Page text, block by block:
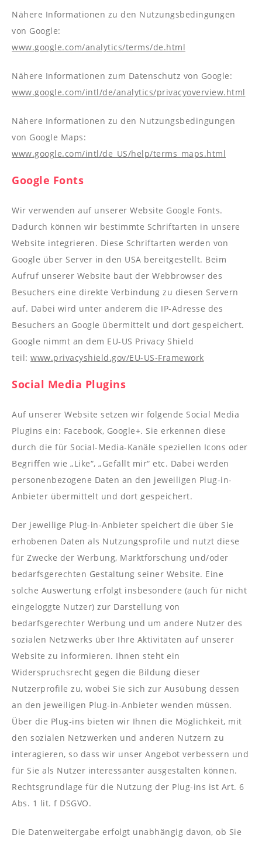
Nähere Informationen zu den Nutzungsbedingungen
von Google:
www.google.com/analytics/terms/de.html
Nähere Informationen zum Datenschutz von Google:
www.google.com/intl/de/analytics/privacyoverview.html
Nähere Informationen zu den Nutzungsbedingungen
von Google Maps:
www.google.com/intl/de_US/help/terms_maps.html
Google Fonts
Wir verwenden auf unserer Website Google Fonts.
Dadurch können wir bestimmte Schriftarten in unsere
Website integrieren. Diese Schriftarten werden von
Google über Server in den USA bereitgestellt. Beim
Aufruf unserer Website baut der Webbrowser des
Besuchers eine direkte Verbindung zu diesen Servern
auf. Dabei wird unter anderem die IP-Adresse des
Besuchers an Google übermittelt und dort gespeichert.
Google nimmt an dem EU-US Privacy Shield
teil: www.privacyshield.gov/EU-US-Framework
Social Media Plugins
Auf unserer Website setzen wir folgende Social Media
Plugins ein: Facebook, Google+. Sie erkennen diese
durch die für Social-Media-Kanäle speziellen Icons oder
Begriffen wie „Like“, „Gefällt mir“ etc. Dabei werden
personenbezogene Daten an den jeweiligen Plug-in-
Anbieter übermittelt und dort gespeichert.
Der jeweilige Plug-in-Anbieter speichert die über Sie
erhobenen Daten als Nutzungsprofile und nutzt diese
für Zwecke der Werbung, Marktforschung und/oder
bedarfsgerechten Gestaltung seiner Website. Eine
solche Auswertung erfolgt insbesondere (auch für nicht
eingeloggte Nutzer) zur Darstellung von
bedarfsgerechter Werbung und um andere Nutzer des
sozialen Netzwerks über Ihre Aktivitäten auf unserer
Website zu informieren. Ihnen steht ein
Widerspruchsrecht gegen die Bildung dieser
Nutzerprofile zu, wobei Sie sich zur Ausübung dessen
an den jeweiligen Plug-in-Anbieter wenden müssen.
Über die Plug-ins bieten wir Ihnen die Möglichkeit, mit
den sozialen Netzwerken und anderen Nutzern zu
interagieren, so dass wir unser Angebot verbessern und
für Sie als Nutzer interessanter ausgestalten können.
Rechtsgrundlage für die Nutzung der Plug-ins ist Art. 6
Abs. 1 lit. f DSGVO.
Die Datenweitergabe erfolgt unabhängig davon, ob Sie